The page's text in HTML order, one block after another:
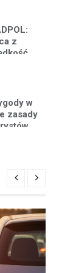
z
w
zasady